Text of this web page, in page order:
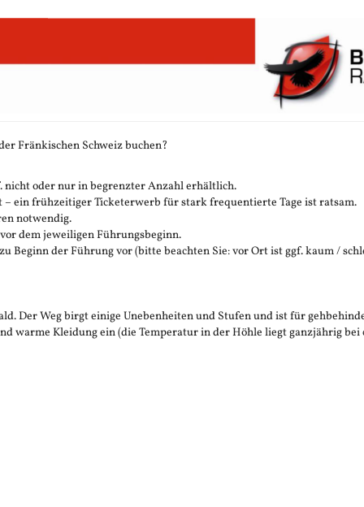
Fränkischen Schweiz buchen?
nicht oder nur in begrenzter Anzahl erhältlich.
ein frühzeitiger Ticketerwerb für stark frequentierte Tage ist ratsam.
notwendig.
dem jeweiligen Führungsbeginn.
Beginn der Führung vor (bitte beachten Sie: vor Ort ist ggf. kaum /
Der Weg birgt einige Unebenheiten und Stufen und ist für
warme Kleidung ein (die Temperatur in der Höhle liegt ganzjährig bei